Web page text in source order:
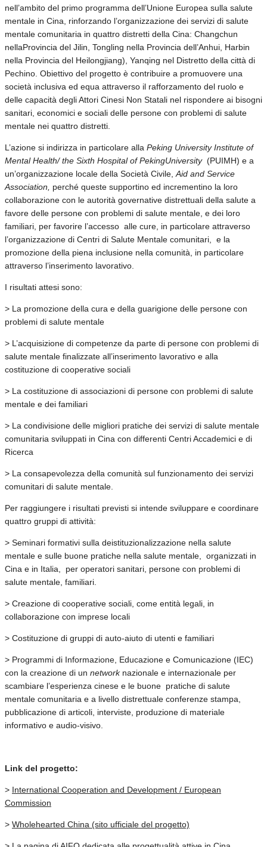
nell’ambito del primo programma dell’Unione Europea sulla salute
mentale in Cina, rinforzando l’organizzazione dei servizi di salute
mentale comunitaria in quattro distretti della Cina: Changchun
nellaProvincia del Jilin, Tongling nella Provincia dell’Anhui, Harbin
nella Provincia del Heilongjiang), Yanqing nel Distretto della città di
Pechino. Obiettivo del progetto è contribuire a promuovere una
società inclusiva ed equa attraverso il rafforzamento del ruolo e
delle capacità degli Attori Cinesi Non Statali nel rispondere ai bisogni
sanitari, economici e sociali delle persone con problemi di salute
mentale nei quattro distretti.
L’azione si indirizza in particolare alla Peking University Institute of
Mental Health/ the Sixth Hospital of PekingUniversity(PUIMH) e a
un’organizzazione locale della Società Civile, Aid and Service
Association, perché queste supportino ed incrementino la loro
collaborazione con le autorità governative distrettuali della salute a
favore delle persone con problemi di salute mentale, e dei loro
familiari, per favorire l’accesso alle cure, in particolare attraverso
l’organizzazione di Centri di Salute Mentale comunitari, e la
promozione della piena inclusione nella comunità, in particolare
attraverso l’inserimento lavorativo.
I risultati attesi sono:
> La promozione della cura e della guarigione delle persone con
problemi di salute mentale
> L’acquisizione di competenze da parte di persone con problemi di
salute mentale finalizzate all’inserimento lavorativo e alla
costituzione di cooperative sociali
> La costituzione di associazioni di persone con problemi di salute
mentale e dei familiari
> La condivisione delle migliori pratiche dei servizi di salute mentale
comunitaria sviluppati in Cina con differenti Centri Accademici e di
Ricerca
> La consapevolezza della comunità sul funzionamento dei servizi
comunitari di salute mentale.
Per raggiungere i risultati previsti si intende sviluppare e coordinare
quattro gruppi di attività:
> Seminari formativi sulla deistituzionalizzazione nella salute
mentale e sulle buone pratiche nella salute mentale, organizzati in
Cina e in Italia, per operatori sanitari, persone con problemi di
salute mentale, familiari.
> Creazione di cooperative sociali, come entità legali, in
collaborazione con imprese locali
> Costituzione di gruppi di auto-aiuto di utenti e familiari
> Programmi di Informazione, Educazione e Comunicazione (IEC)
con la creazione di un networknazionale e internazionale per
scambiare l’esperienza cinese e le buone pratiche di salute
mentale comunitaria e a livello distrettuale conferenze stampa,
pubblicazione di articoli, interviste, produzione di materiale
informativo e audio-visivo.
Link del progetto:
> International Cooperation and Development / European
Commission
> Wholehearted China (sito ufficiale del progetto)